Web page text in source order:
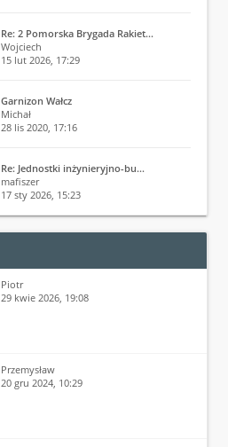
Re: 2 Pomorska Brygada Rakiet…
Wojciech
15 lut 2026, 17:29
Garnizon Wałcz
Michał
28 lis 2020, 17:16
Re: Jednostki inżynieryjno-bu…
mafiszer
17 sty 2026, 15:23
Piotr
29 kwie 2026, 19:08
Przemysław
20 gru 2024, 10:29